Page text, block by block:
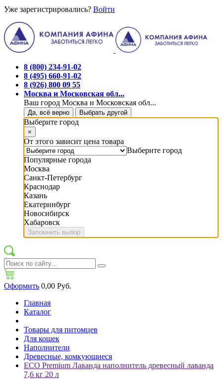
Уже зарегистрировались? Войти
8 (800) 234-91-02
8 (495) 660-91-02
8 (926) 800 09 55
Москва и Московская обл...
Ваш город Москва и Московская обл...
Да, всё верно Выбрать другой
Выберите город
×
От этого зависит цена товара
Выберите город
Популярные города
Москва
Санкт-Петербург
Краснодар
Казань
Екатеринбург
Новосибирск
Хабаровск
Запомнить выбор
Оформить 0,00 Руб.
Главная
Каталог
Товары для питомцев
Для кошек
Наполнители
Древесные, комкующиеся
ECO Premium Лаванда наполнитель древесный лаванда
7,6 кг 20 л